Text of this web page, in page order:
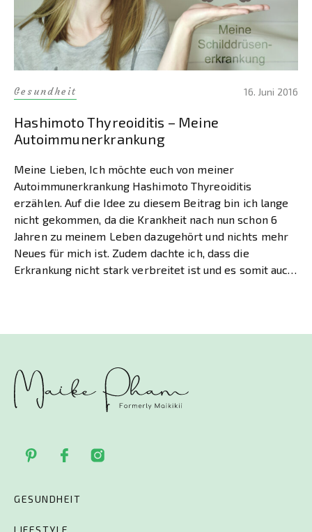
Gesundheit 16. Juni 2016
Hashimoto Thyreoiditis – Meine
Autoimmunerkrankung
Meine Lieben, Ich möchte euch von meiner
Autoimmunerkrankung Hashimoto Thyreoiditis
erzählen. Auf die Idee zu diesem Beitrag bin ich lange
nicht gekommen, da die Krankheit nach nun schon 6
Jahren zu meinem Leben dazugehört und nichts mehr
Neues für mich ist. Zudem dachte ich, dass die
Erkrankung nicht stark verbreitet ist und es somit auch
GESUNDHEIT
LIFESTYLE